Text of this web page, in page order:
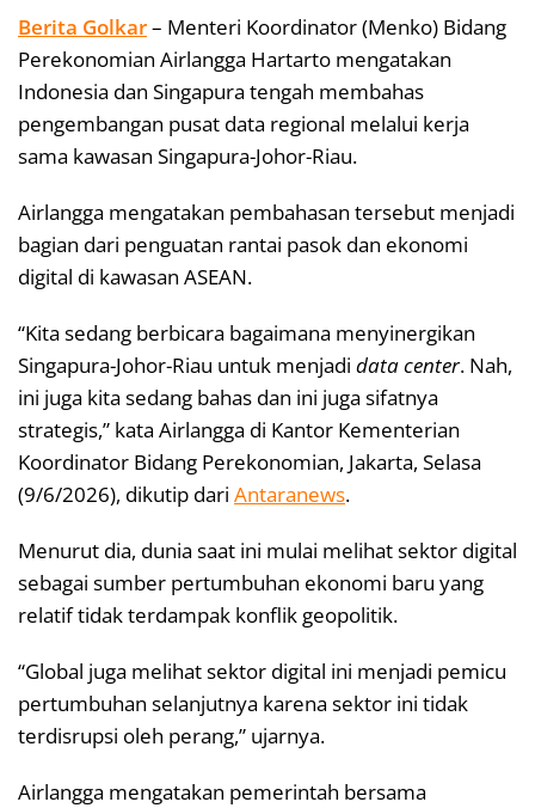
Berita Golkar– Menteri Koordinator (Menko) Bidang
Perekonomian Airlangga Hartarto mengatakan
Indonesia dan Singapura tengah membahas
pengembangan pusat data regional melalui kerja
sama kawasan Singapura-Johor-Riau.
Airlangga mengatakan pembahasan tersebut menjadi
bagian dari penguatan rantai pasok dan ekonomi
digital di kawasan ASEAN.
“Kita sedang berbicara bagaimana menyinergikan
Singapura-Johor-Riau untuk menjadi data center. Nah,
ini juga kita sedang bahas dan ini juga sifatnya
strategis,” kata Airlangga di Kantor Kementerian
Koordinator Bidang Perekonomian, Jakarta, Selasa
(9/6/2026), dikutip dari Antaranews.
Menurut dia, dunia saat ini mulai melihat sektor digital
sebagai sumber pertumbuhan ekonomi baru yang
relatif tidak terdampak konflik geopolitik.
“Global juga melihat sektor digital ini menjadi pemicu
pertumbuhan selanjutnya karena sektor ini tidak
terdisrupsi oleh perang,” ujarnya.
Airlangga mengatakan pemerintah bersama